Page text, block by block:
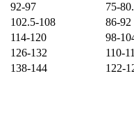
92-97
75-
102.5-108
86-92
114-120
98-
126-132
110-
138-144 122-